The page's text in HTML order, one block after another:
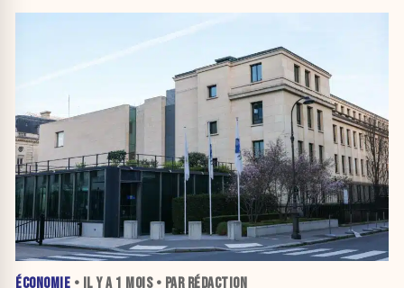
ÉCONOMIE • IL Y A 1 MOIS• PAR RÉDACTION